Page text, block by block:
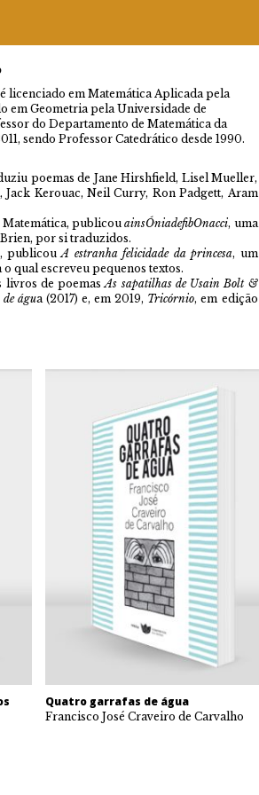
licenciado em Matemática Aplicada pela
em Geometria pela Universidade de
do Departamento de Matemática da
sendo Professor Catedrático desde 1990.
poemas de Jane Hirshfield, Lisel Mueller,
Kerouac, Neil Curry, Ron Padgett, Aram
Matemática, publicouainsÓniadefibOnacci, uma
por si traduzidos.
publicouA estranha felicidade da princesa, um
qual escreveu pequenos textos.
livros de poemasAs sapatilhas de Usain Bolt &
água (2017) e, em 2019, Tricórnio, em edição
Quatro garrafas de água
Francisco José Craveiro de Carvalho